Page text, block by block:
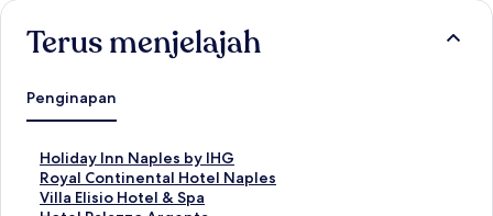
Terus menjelajah
Penginapan
Holiday Inn Naples by IHG
T
a
u
Royal Continental Hotel Naples
T
a
Villa Elisio Hotel & Spa
T